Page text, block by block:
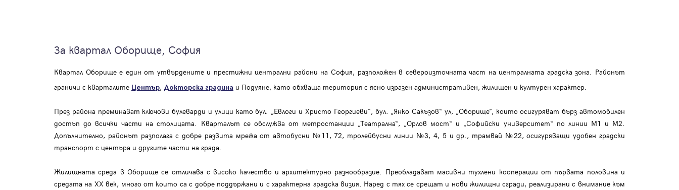
За квартал Оборище, София
Квартал Оборище е един от утвърдените и престижни централни райони на София, разположен в североизточната част на централната градска зона. Районът
граничи с кварталите Център, Докторска градина и Подуяне, като обхваща територия с ясно изразен административен, жилищен и културен характер.
През района преминават ключови булеварди и улици като бул. „Евлоги и Христо Георгиеви“, бул. „Янко Сакъзов“ ул, „Оборище”, които осигуряват бърз автомобилен
достъп до всички части на столицата. Кварталът се обслужва от метростанции „Театрална“, „Орлов мост“ и „Софийски университет“ по линии М1 и М2.
Допълнително, районът разполага с добре развита мрежа от автобусни №11, 72, тролейбусни линии №3, 4, 5 и др., трамвай №22, осигуряващи удобен градски
транспорт с центъра и другите части на града.
Жилищната среда в Оборище се отличава с високо качество и архитектурно разнообразие. Преобладават масивни тухлени кооперации от първата половина и
средата на XX век, много от които са с добре поддържани и с характерна градска визия. Наред с тях се срещат и нови жилищни сгради, реализирани с внимание към